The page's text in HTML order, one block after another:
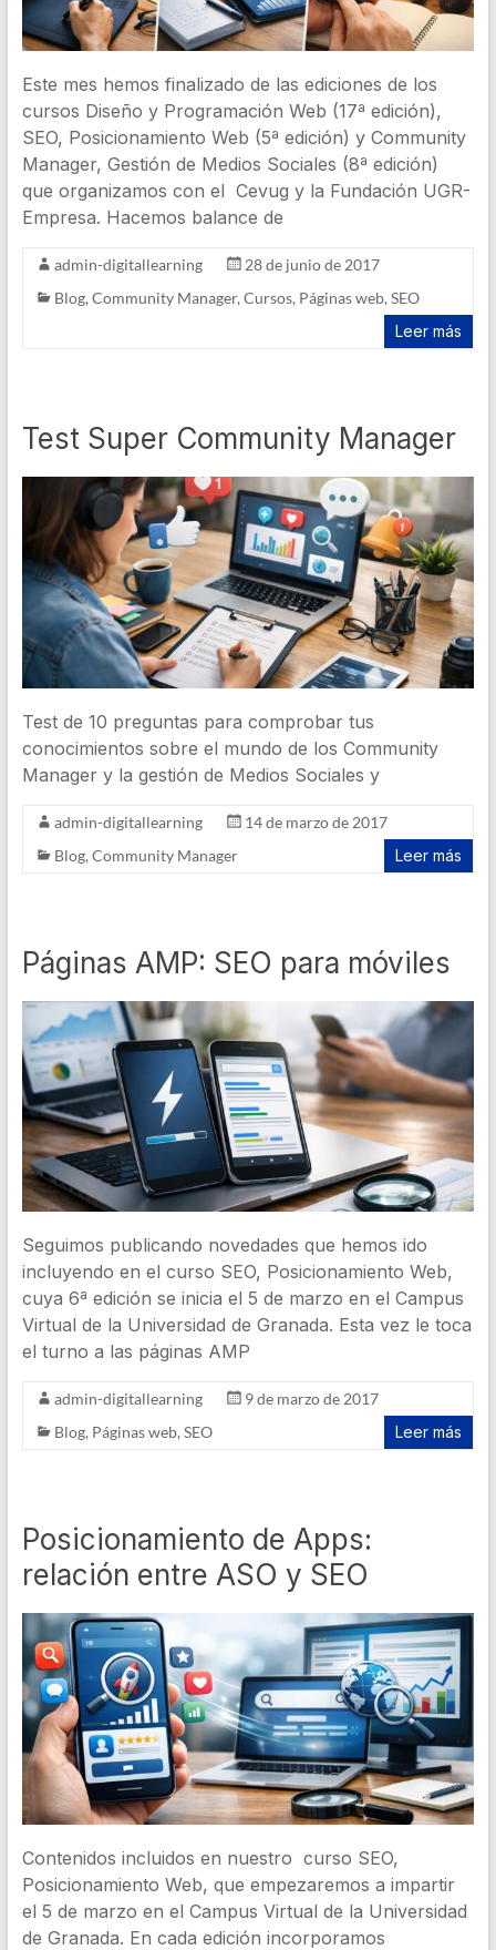
Este mes hemos finalizado de las ediciones de los
cursos Diseño y Programación Web (17ª edición),
SEO, Posicionamiento Web (5ª edición) y Community
Manager, Gestión de Medios Sociales (8ª edición)
que organizamos con el Cevug y la Fundación UGR-
Empresa. Hacemos balance de
admin-digitallearning
28 de junio de 2017
Blog, Community Manager, Cursos, Páginas web, SEO
Leer más
Test Super Community Manager
Test de 10 preguntas para comprobar tus
conocimientos sobre el mundo de los Community
Manager y la gestión de Medios Sociales y
admin-digitallearning
14 de marzo de 2017
Blog, Community Manager Leer más
Páginas AMP: SEO para móviles
Seguimos publicando novedades que hemos ido
incluyendo en el curso SEO, Posicionamiento Web,
cuya 6ª edición se inicia el 5 de marzo en el Campus
Virtual de la Universidad de Granada. Esta vez le toca
el turno a las páginas AMP
admin-digitallearning
9 de marzo de 2017
Blog, Páginas web,SEO Leer más
Posicionamiento de Apps:
relación entre ASO y SEO
Contenidos incluidos en nuestro curso SEO,
Posicionamiento Web, que empezaremos a impartir
el 5 de marzo en el Campus Virtual de la Universidad
de Granada. En cada edición incorporamos